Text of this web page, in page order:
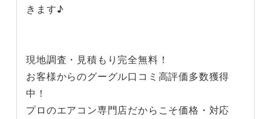
きます♪
現地調査・見積もり完全無料！
お客様からのグーグル口コミ高評価多数獲得
中！
プロのエアコン専門店だからこそ価格・対応